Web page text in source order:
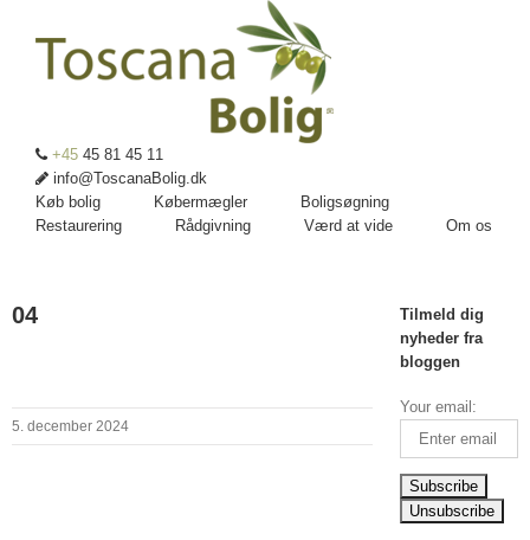
+45 45 81 45 11
info@ToscanaBolig.dk
Køb bolig
Købermægler
Boligsøgning
Restaurering
Rådgivning Værd at vide Om os
04
5. december 2024
Tilmeld dig
nyheder fra
bloggen
Your email: